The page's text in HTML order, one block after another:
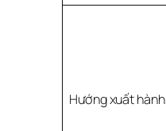
Hướng xuất hành